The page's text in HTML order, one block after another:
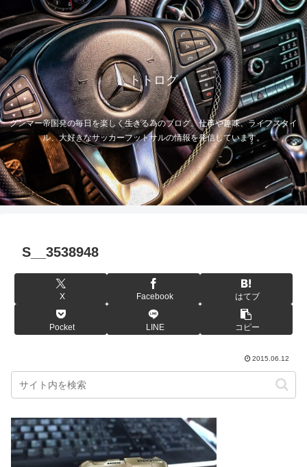
トトログ
グンマー帝国発の毎日を楽しく生きる為のブログ。仕事や趣味、ライフスタイ
ル、大好きなサッカーフットサルの情報を発信しています。
S__3538948
X Facebook はてブ
Pocket LINE コピー
2015.06.12